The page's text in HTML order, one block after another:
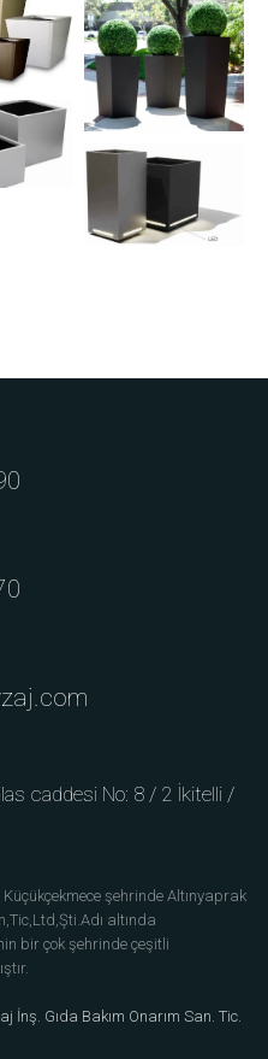
caddesi No: 8 / 2 İkitelli /
şehrinde Altınyaprak
altında
bir çok şehrinde çeşitli
İnş. Gıda Bakım Onarım San. Tic.